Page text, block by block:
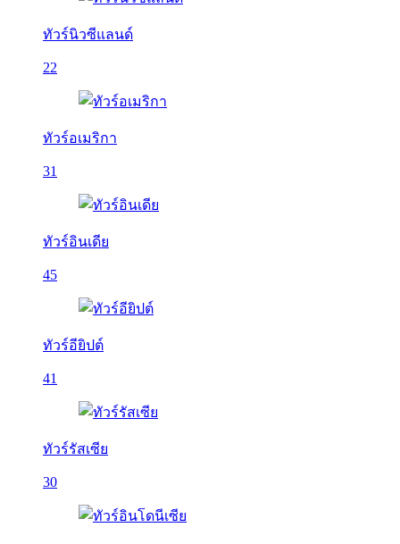
ทัวร์นิวซีแลนด์
22
ทัวร์อเมริกา
31
ทัวร์อินเดีย
45
ทัวร์อียิปต์
41
ทัวร์รัสเซีย
30